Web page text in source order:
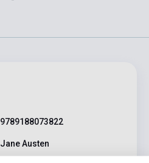
9789188073822
Jane Austen